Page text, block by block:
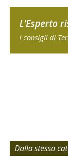
L'Esperto
I consigli di
Dalla stessa